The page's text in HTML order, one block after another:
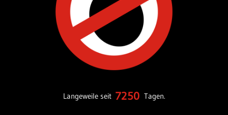
Langeweile seit 7250 Tagen.